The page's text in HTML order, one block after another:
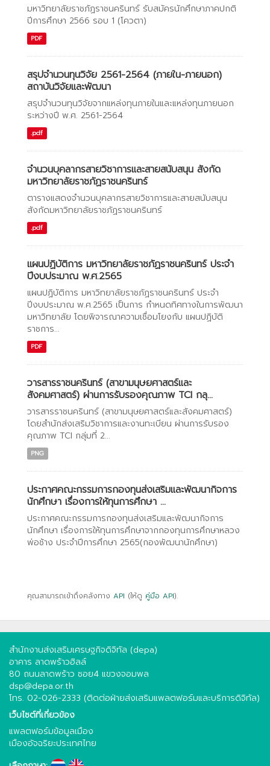
มหาวิทยาลัยราชภัฏราชนครินทร์ รับสมัครนักศึกษาภาคปกติ
ปีการศึกษา 2566 รอบ 1 (โควตา)
PDF
สรุปจำนวนทุนวิจัย 2561-2564 (ภายใน-ภายนอก)
สถาบันวิจัยและพัฒนา
สรุปจำนวนทุนวิจัยจากแหล่งทุนภายในและแหล่งทุนภายนอก
ระหว่างปี พ.ศ. 2561-2564
.pdf
จำนวนบุคลากรสายวิชาการและสายสนับสนุน สังกัด
มหาวิทยาลัยราชภัฏราชนครินทร์
ตารางแสดงจำนวนบุคลากรสายวิชาการและสายสนับสนุน
สังกัดมหาวิทยาลัยราชภัฏราชนครินทร์
.pdf
แผนปฏิบัติการ มหาวิทยาลัยราชภัฏราชนครินทร์ ประจำ
ปีงบประมาณ พ.ศ.2565
แผนปฏิบัติการ มหาวิทยาลัยราชภัฏราชนครินทร์ ประจำ
ปีงบประมาณ พ.ศ.2565 เป็นการ กำหนดทิศทางในการพัฒนา
มหาวิทยาลัย โดยพิจารณาความเชื่อมโยงกับ แผนปฏิบัติ
ราชการ...
PDF
วารสารราชนครินทร์ (สาขามนุษยศาสตร์และ
สังคมศาสตร์) ผ่านการรับรองคุณภาพ TCI กลุ...
วารสารราชนครินทร์ (สาขามนุษยศาสตร์และสังคมศาสตร์)
โดยสำนักส่งเสริมวิชาการและงานทะเบียน ผ่านการรับรอง
คุณภาพ TCI กลุ่มที่ 2...
PNG
ประกาศคณะกรรมการกองทุนส่งเสริมและพัฒนากิจการ
นักศึกษา เรื่องการให้ทุนการศึกษา ...
ประกาศคณะกรรมการกองทุนส่งเสริมและพัฒนากิจการ
นักศึกษา เรื่องการให้ทุนการศึกษาจากกองทุนการศึกษาหลวง
พ่อช้าง ประจำปีการศึกษา 2565(กองพัฒนานักศึกษา)
คุณสามารถเข้าถึงคลังทาง API (ให้ดู คู่มือ API).
สำนักงานส่งเสริมเศรษฐกิจดิจิทัล (depa)
อาคาร ลาดพร้าวฮิลล์
80 ถนนลาดพร้าว ซอย4 แขวงจอมพล
dsp@depa.or.th
โทร. 02-026-2333 (ติดต่อฝ่ายส่งเสริมแพลตฟอร์มและบริการดิจิทัล)
เว็บไซต์ที่เกี่ยวข้อง
แพลตฟอร์มข้อมูลเมือง
เมืองอัจฉริยะประเทศไทย